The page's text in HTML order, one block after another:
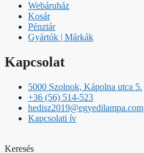
Webáruház
Kosár
Pénztár
Gyártók | Márkák
Kapcsolat
5000 Szolnok, Kápolna utca 5.
+36 (56) 514-523
hedisz2019@egyedilampa.com
Kapcsolati ív
Keresés